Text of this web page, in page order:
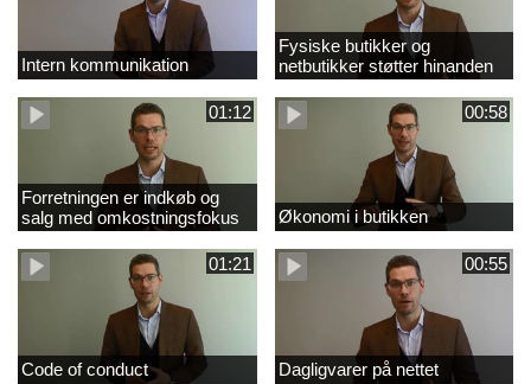
Intern kommunikation
Fysiske butikker og
netbutikker støtter hinanden
01:12
Forretningen er indkøb og
salg med omkostningsfokus
00:58
Økonomi i butikken
01:21
Code of conduct
00:55
Dagligvarer på nettet